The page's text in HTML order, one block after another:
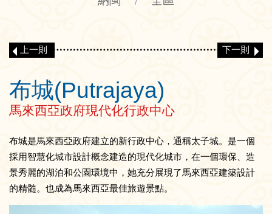
上一則 下一則
布城(Putrajaya)
馬來西亞政府現代化行政中心
布城是馬來西亞政府建立的新行政中心，通稱太子城。是一個
採用智慧化城市設計概念建造的現代化城市，在一個環保、造
景秀麗的湖泊和公園環境中，她充分展現了馬來西亞建築設計
的精髓。也成為馬來西亞最佳旅遊景點。